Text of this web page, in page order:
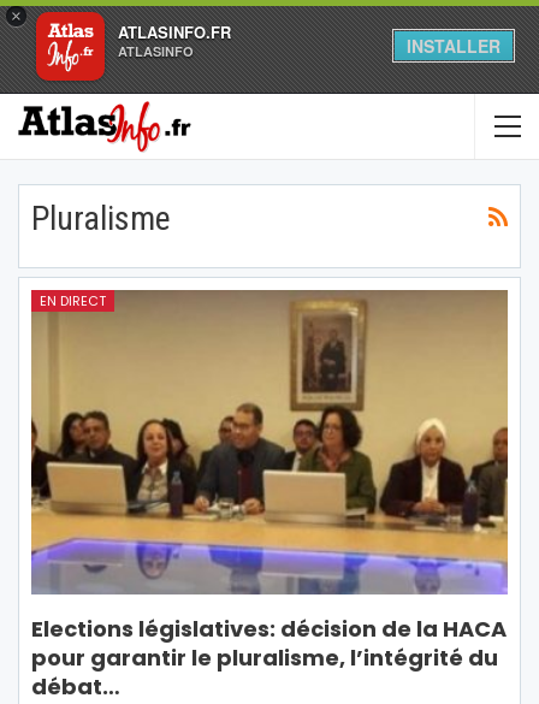
×
ATLASINFO.FR
ATLASINFO INSTALLER
Pluralisme
EN DIRECT
Elections législatives: décision de la HACA
pour garantir le pluralisme, l’intégrité du
débat…